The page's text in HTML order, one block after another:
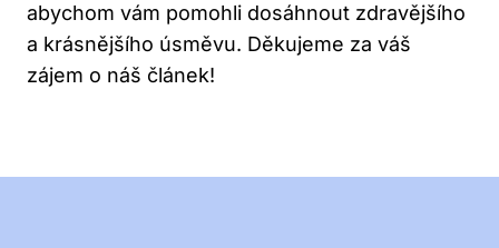
abychom vám pomohli dosáhnout zdravějšího
a krásnějšího úsměvu. Děkujeme za váš
zájem o náš článek!